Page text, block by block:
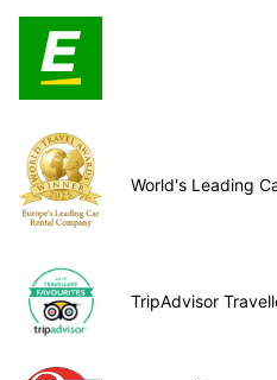
World's Leading
TripAdvisor